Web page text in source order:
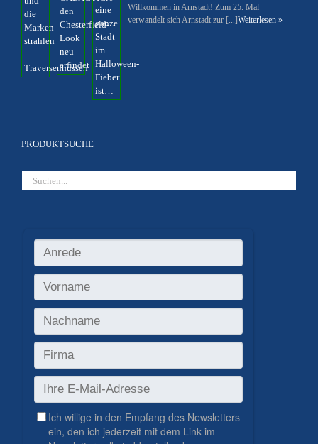
Willkommen in Arnstadt! Zum 25. Mal
verwandelt sich Arnstadt zur [...]Weiterlesen »
PRODUKTSUCHE